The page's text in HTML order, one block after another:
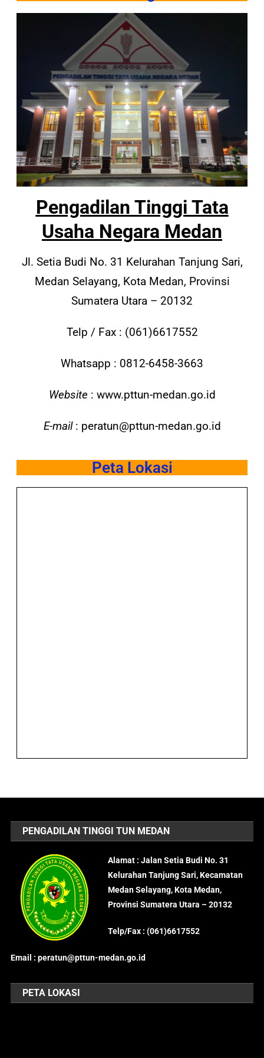
Pengadilan Tinggi Tata
Usaha Negara Medan
Jl. Setia Budi No. 31 Kelurahan Tanjung Sari,
Medan Selayang, Kota Medan, Provinsi
Sumatera Utara – 20132
Telp / Fax : (061)6617552
Whatsapp : 0812-6458-3663
Website : www.pttun-medan.go.id
E-mail: peratun@pttun-medan.go.id
Peta Lokasi
PENGADILAN TINGGI TUN MEDAN
Alamat : Jalan Setia Budi No. 31
Kelurahan Tanjung Sari, Kecamatan
Medan Selayang, Kota Medan,
Provinsi Sumatera Utara – 20132
Telp/Fax : (061)6617552
Email : peratun@pttun-medan.go.id
PETA LOKASI